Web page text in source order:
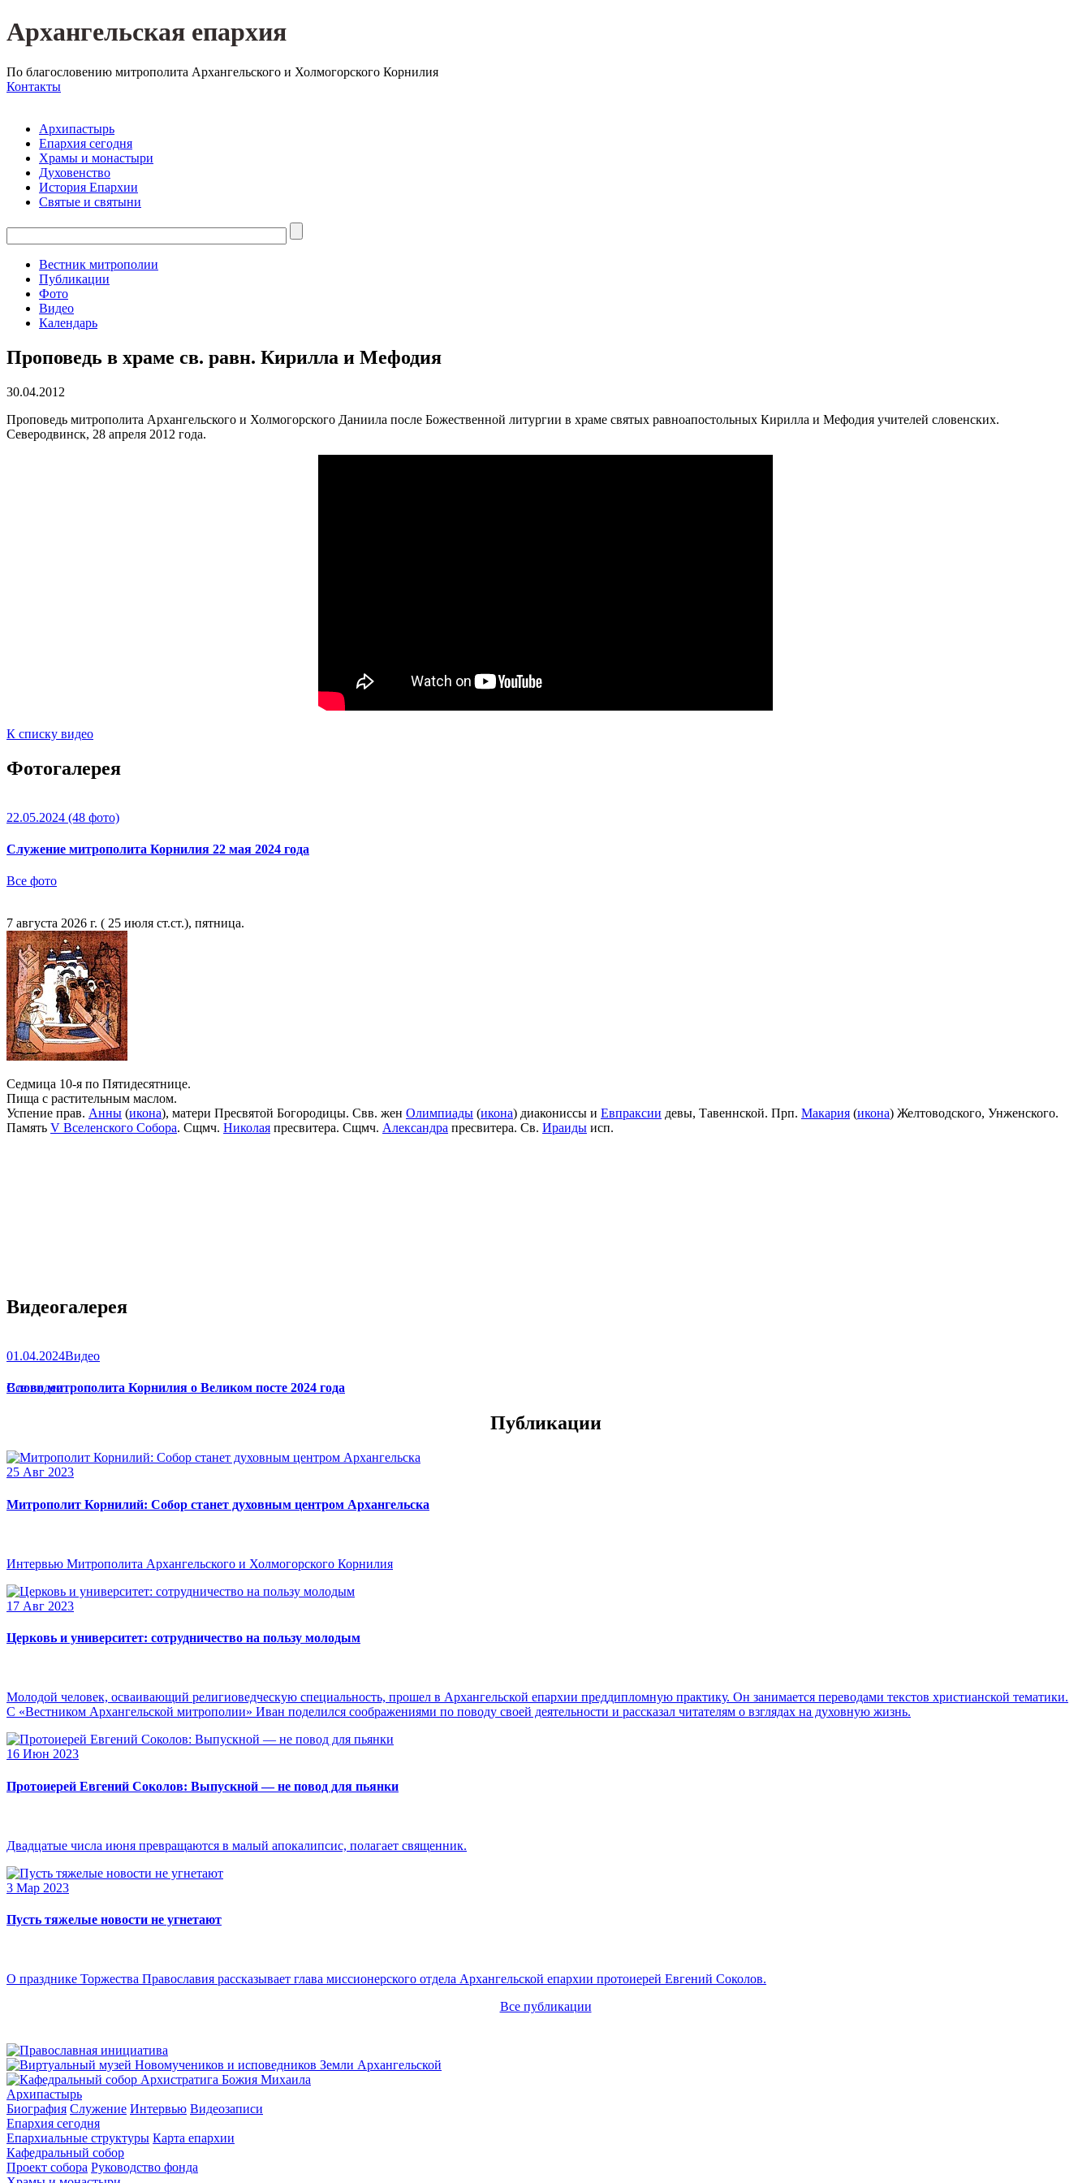
Архангельская епархия
По благословению митрополита Архангельского и Холмогорского Корнилия
Контакты
Архипастырь
Епархия сегодня
Храмы и монастыри
Духовенство
История Епархии
Святые и святыни
Вестник митрополии
Публикации
Фото
Видео
Календарь
Проповедь в храме св. равн. Кирилла и Мефодия
30.04.2012
Проповедь митрополита Архангельского и Холмогорского Даниила после Божественной литургии в храме святых равноапостольных Кирилла и Мефодия учителей словенских.
Северодвинск, 28 апреля 2012 года.
К списку видео
Фотогалерея
22.05.2024 (48 фото)
Служение митрополита Корнилия 22 мая 2024 года
Все фото
7 августа 2026 г. ( 25 июля ст.ст.), пятница.
Седмица 10-я по Пятидесятнице.
Пища с растительным маслом.
Успение прав. Анны (икона), матери Пресвятой Богородицы. Свв. жен Олимпиады (икона) диакониссы и Евпраксии девы, Тавеннской. Прп. Макария (икона) Желтоводского, Унженского.
Память V Вселенского Собора. Сщмч. Николая пресвитера. Сщмч. Александра пресвитера. Св. Ираиды исп.
Видеогалерея
01.04.2024Видео
Слово митрополита Корнилия о Великом посте 2024 года
Все видео
Публикации
25 Авг 2023
Митрополит Корнилий: Собор станет духовным центром Архангельска
Интервью Митрополита Архангельского и Холмогорского Корнилия
17 Авг 2023
Церковь и университет: сотрудничество на пользу молодым
Молодой человек, осваивающий религиоведческую специальность, прошел в Архангельской епархии преддипломную практику. Он занимается переводами текстов христианской тематики.
С «Вестником Архангельской митрополии» Иван поделился соображениями по поводу своей деятельности и рассказал читателям о взглядах на духовную жизнь.
16 Июн 2023
Протоиерей Евгений Соколов: Выпускной — не повод для пьянки
Двадцатые числа июня превращаются в малый апокалипсис, полагает священник.
3 Мар 2023
Пусть тяжелые новости не угнетают
О празднике Торжества Православия рассказывает глава миссионерского отдела Архангельской епархии протоиерей Евгений Соколов.
Все публикации
Архипастырь
Биография Служение Интервью Видеозаписи
Епархия сегодня
Епархиальные структуры Карта епархии
Кафедральный собор
Проект собора Руководство фонда